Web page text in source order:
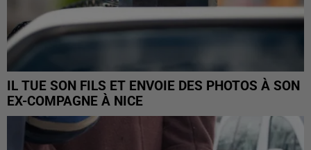
IL TUE SON FILS ET ENVOIE DES PHOTOS À SON
EX-COMPAGNE À NICE